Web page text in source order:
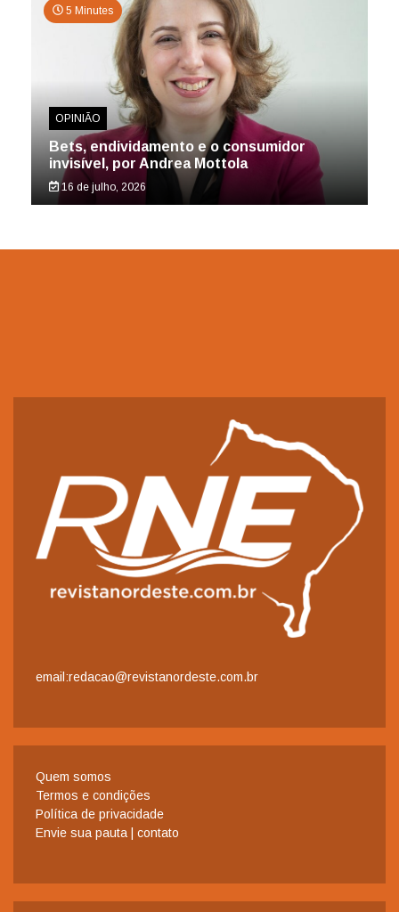
5 Minutes
OPINIÃO
Bets, endividamento e o consumidor
invisível, por Andrea Mottola
16 de julho, 2026
email:redacao@revistanordeste.com.br
Quem somos
Termos e condições
Política de privacidade
Envie sua pauta | contato